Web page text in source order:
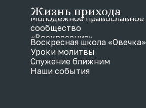
Жизнь прихода
Молодежное православное
сообщество
«Воскресение»
Воскресная школа «Овечка»
Уроки молитвы
Служение ближним
Наши события